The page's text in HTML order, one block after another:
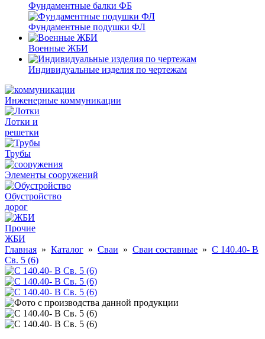
Фундаментные балки ФБ
Фундаментные подушки ФЛ
Военные ЖБИ
Индивидуальные изделия по чертежам
Инженерные коммуникации
Лотки и
решетки
Трубы
Элементы сооружений
Обустройство
дорог
Прочие
ЖБИ
Главная » Каталог » Сваи » Сваи составные » С 140.40- В
Св. 5 (6)